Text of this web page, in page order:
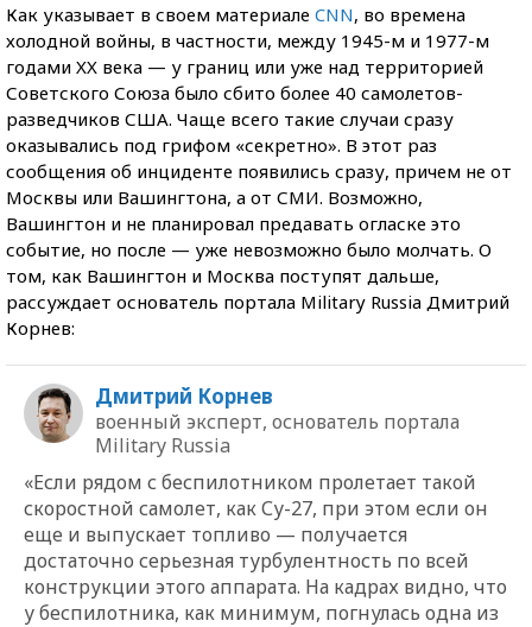
Как указывает в своем материале CNN, во времена
холодной войны, в частности, между 1945-м и 1977-м
годами XX века — у границ или уже над территорией
Советского Союза было сбито более 40 самолетов-
разведчиков США. Чаще всего такие случаи сразу
оказывались под грифом «секретно». В этот раз
сообщения об инциденте появились сразу, причем не от
Москвы или Вашингтона, а от СМИ. Возможно,
Вашингтон и не планировал предавать огласке это
событие, но после — уже невозможно было молчать. О
том, как Вашингтон и Москва поступят дальше,
рассуждает основатель портала Military Russia Дмитрий
Корнев:
Дмитрий Корнев
военный эксперт, основатель портала
Military Russia
«Если рядом с беспилотником пролетает такой
скоростной самолет, как Су-27, при этом если он
еще и выпускает топливо — получается
достаточно серьезная турбулентность по всей
конструкции этого аппарата. На кадрах видно, что
у беспилотника, как минимум, погнулась одна из